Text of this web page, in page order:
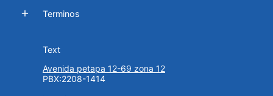
Terminos
Text
Avenida petapa 12-69 zona 12
PBX:2208-1414